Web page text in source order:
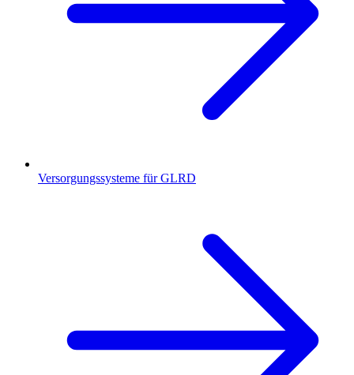
Versorgungssysteme für GLRD